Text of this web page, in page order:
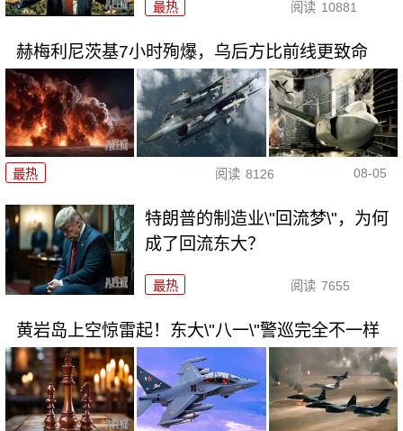
最热 阅读 10881
赫梅利尼茨基7小时殉爆，乌后方比前线更致命
最热 阅读 8126 08-05
特朗普的制造业\"回流梦\"，为何
成了回流东大？
最热 阅读 7655
黄岩岛上空惊雷起！东大\"八一\"警巡完全不一样